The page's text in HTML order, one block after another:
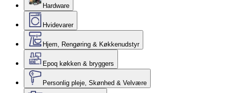
Hardware
Hvidevarer
Hjem, Rengøring & Køkkenudstyr
Epoq køkken & bryggers
Personlig pleje, Skønhed & Velvære